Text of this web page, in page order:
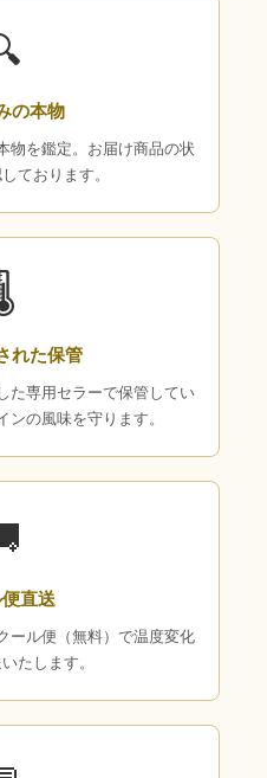
の本物
物を鑑定。お届け商品の状
ております。
れた保管
た専用セラーで保管してい
ンの風味を守ります。
直送
ール便（無料）で温度変化
たします。